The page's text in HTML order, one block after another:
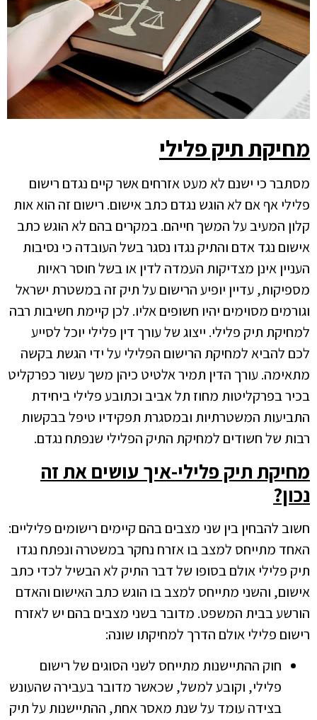
מחיקת תיק פלילי
מסתבר כי ישנם לא מעט אזרחים אשר קיים נגדם רישום
פלילי אף אם לא הוגש נגדם כתב אישום. רישום זה הוא אות
קלון המעיב על המשך חייהם. במקרים בהם לא הוגש כתב
אישום נגד אדם והתיק נגדו נסגר בשל העובדה כי נסיבות
העניין אינן מצדיקות העמדה לדין או בשל חוסר ראיות
מספיקות, עדיין יופיע הרישום על תיק זה במשטרת ישראל
וגורמים מסוימים יהיו חשופים אליו. לכן קיימת חשיבות רבה
למחיקת תיק פלילי. ייצוג של עורך דין פלילי יוכל לסייע
לכם להביא למחיקת הרישום הפלילי על ידי הגשת בקשה
מתאימה. עורך הדין תמיר אלטיט כיהן משך עשור כפרקליט
בכיר בפרקליטות מחוז תל אביב וכתובע פלילי ביחידת
התביעות המשטרתיות ובמסגרת תפקידיו טיפל בבקשות
רבות של חשודים למחיקת התיק הפלילי שנפתח נגדם.
מחיקת תיק פלילי-איך עושים את זה
נכון?
חשוב להבחין בין שני מצבים בהם קיימים רישומים פליליים:
האחד מתייחס למצב בו אזרח נחקר במשטרה ונפתח נגדו
תיק פלילי אולם בסופו של דבר התיק לא הבשיל לכדי כתב
אישום, והשני מתייחס למצב בו הוגש כתב האישום והאדם
הורשע בבית המשפט. מדובר בשני מצבים בהם יש לאזרח
רישום פלילי אולם הדרך למחיקתו שונה:
חוק ההתיישנות מתייחס לשני הסוגים של רישום
פלילי, וקובע למשל, שכאשר מדובר בעבירה שהעונש
בצידה עומד על שנת מאסר אחת, ההתיישנות על תיק